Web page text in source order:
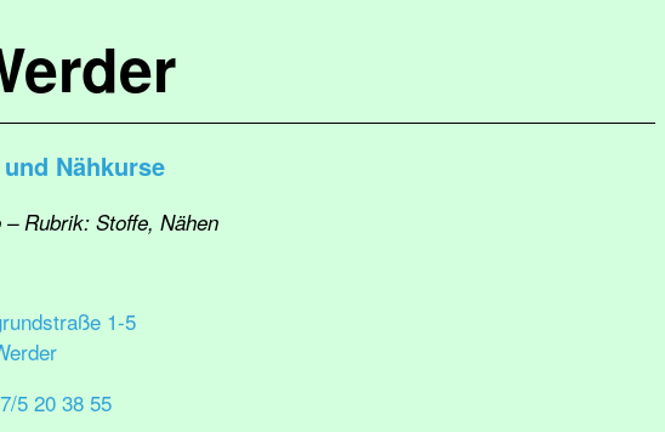
Nähkurse
Rubrik: Stoffe, Nähen
1-5
5 20 38 55